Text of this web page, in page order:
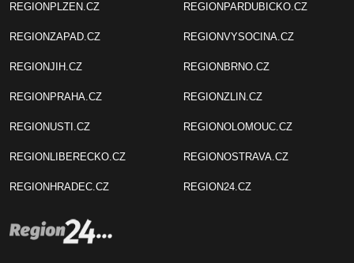
REGIONPLZEN.CZ
REGIONZAPAD.CZ
REGIONJIH.CZ
REGIONPRAHA.CZ
REGIONUSTI.CZ
REGIONLIBERECKO.CZ
REGIONHRADEC.CZ
REGIONPARDUBICKO.CZ
REGIONVYSOCINA.CZ
REGIONBRNO.CZ
REGIONZLIN.CZ
REGIONOLOMOUC.CZ
REGIONOSTRAVA.CZ
REGION24.CZ